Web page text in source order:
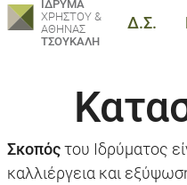
ΙΔΡΥΜΑ
ΧΡΗΣΤΟΥ &
ΑΘΗΝΑΣ
ΤΣΟΥΚΑΛΗ
Δ.Σ.
Σκοπόςτου Ιδρύματος
καλλιέργεια και